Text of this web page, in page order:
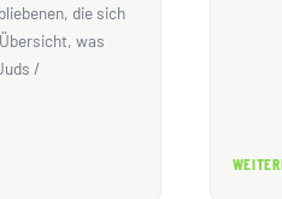
die sich
was
/